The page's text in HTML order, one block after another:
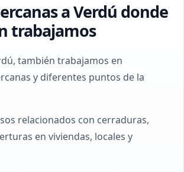
a Verdú donde
trabajamos
también trabajamos en
y diferentes puntos de la
relacionados con cerraduras,
en viviendas, locales y